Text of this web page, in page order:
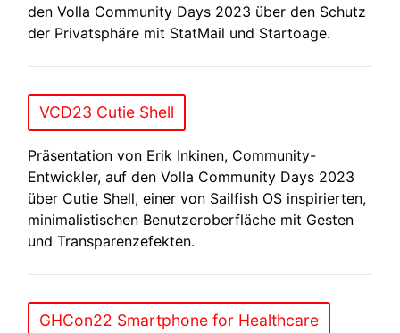
den Volla Community Days 2023 über den Schutz
der Privatsphäre mit StatMail und Startoage.
VCD23 Cutie Shell
Präsentation von Erik Inkinen, Community-
Entwickler, auf den Volla Community Days 2023
über Cutie Shell, einer von Sailfish OS inspirierten,
minimalistischen Benutzeroberfläche mit Gesten
und Transparenzefekten.
GHCon22 Smartphone for Healthcare